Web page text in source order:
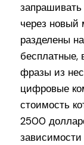
через новый
разделены
фразы из
цифровые
стоимость
2500
зависимости